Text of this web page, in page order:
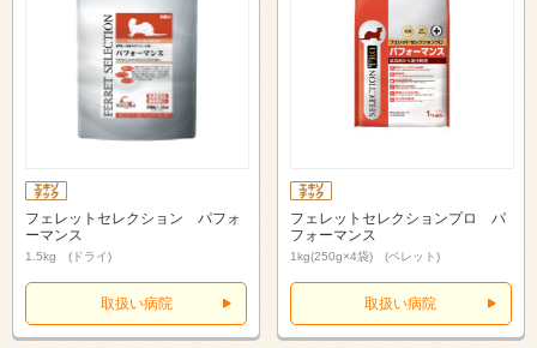
フェレットセレクション パフォ
ーマンス
1.5kg (ドライ)
取扱い病院
フェレットセレクションプロ パ
フォーマンス
1kg(250g×4袋) (ペレット)
取扱い病院